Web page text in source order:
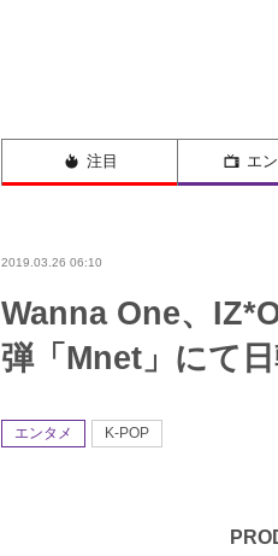
注目 エ
2019.03.26 06:10
Wanna One、
弾「Mnet」にて
エンタメ K-POP